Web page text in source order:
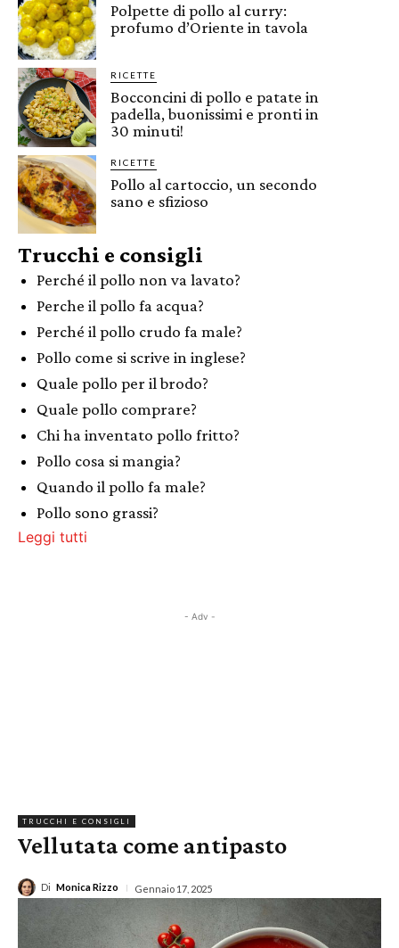
Polpette di pollo al curry:
profumo d’Oriente in tavola
RICETTE
Bocconcini di pollo e patate in
padella, buonissimi e pronti in
30 minuti!
RICETTE
Pollo al cartoccio, un secondo
sano e sfizioso
Trucchi e consigli
Perché il pollo non va lavato?
Perche il pollo fa acqua?
Perché il pollo crudo fa male?
Pollo come si scrive in inglese?
Quale pollo per il brodo?
Quale pollo comprare?
Chi ha inventato pollo fritto?
Pollo cosa si mangia?
Quando il pollo fa male?
Pollo sono grassi?
Leggi tutti
- Adv -